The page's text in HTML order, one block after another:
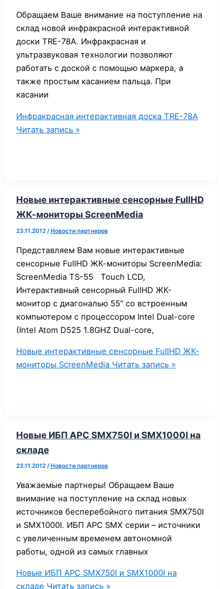
Обращаем Ваше внимание на поступление на
склад новой инфракрасной интерактивной
доски TRE-78A. Инфракрасная и
ультразвуковая технологии позволяют
работать с доской с помощью маркера, а
также простым касанием пальца. При
касании
Инфракрасная интерактивная доска TRE-78A
Читать запись »
Новые интерактивные сенсорные FullHD
ЖК-мониторы ScreenMedia
23.11.2012 / Новости партнеров
Представляем Вам новые интерактивные
сенсорные FullHD ЖК-мониторы ScreenMedia:
ScreenMedia TS-55 Touch LCD,
Интерактивный сенсорный FullHD ЖК-
монитор с диагональю 55” со встроенным
компьютером с процессором Intel Dual-core
(Intel Atom D525 1.8GHZ Dual-core,
Новые интерактивные сенсорные FullHD ЖК-
мониторы ScreenMedia Читать запись »
Новые ИБП APC SMX750I и SMX1000I на
складе
23.11.2012 / Новости партнеров
Уважаемые партнеры! Обращаем Ваше
внимание на поступление на склад новых
источников бесперебойного питания SMX750I
и SMX1000I. ИБП APC SMX серии – источники
с увеличенным временем автономной
работы, одной из самых главных
Новые ИБП APC SMX750I и SMX1000I на
складе Читать запись »